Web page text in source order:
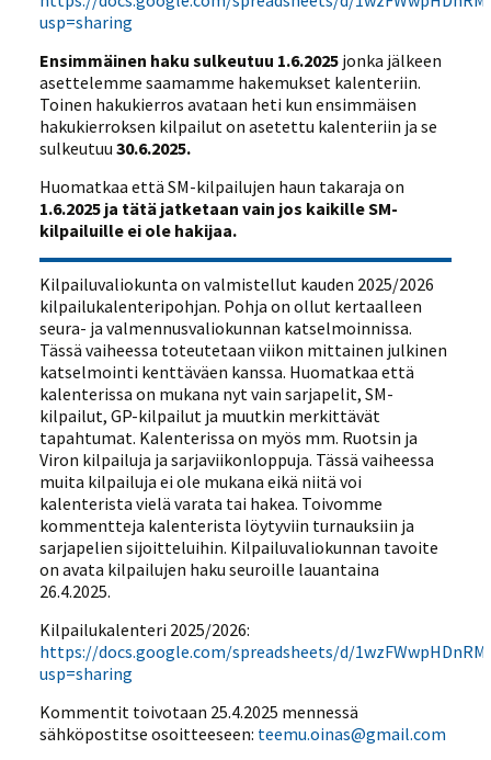
usp=sharing
Ensimmäinen haku sulkeutuu 1.6.2025 jonka jälkeen
asettelemme saamamme hakemukset kalenteriin.
Toinen hakukierros avataan heti kun ensimmäisen
hakukierroksen kilpailut on asetettu kalenteriin ja se
sulkeutuu30.6.2025.
Huomatkaa että SM-kilpailujen haun takaraja on
1.6.2025 ja tätä jatketaan vain jos kaikille SM-
kilpailuille ei ole hakijaa.
Kilpailuvaliokunta on valmistellut kauden 2025/2026
kilpailukalenteripohjan. Pohja on ollut kertaalleen
seura- ja valmennusvaliokunnan katselmoinnissa.
Tässä vaiheessa toteutetaan viikon mittainen julkinen
katselmointi kenttäväen kanssa. Huomatkaa että
kalenterissa on mukana nyt vain sarjapelit, SM-
kilpailut, GP-kilpailut ja muutkin merkittävät
tapahtumat. Kalenterissa on myös mm. Ruotsin ja
Viron kilpailuja ja sarjaviikonloppuja. Tässä vaiheessa
muita kilpailuja ei ole mukana eikä niitä voi
kalenterista vielä varata tai hakea. Toivomme
kommentteja kalenterista löytyviin turnauksiin ja
sarjapelien sijoitteluihin. Kilpailuvaliokunnan tavoite
on avata kilpailujen haku seuroille lauantaina
26.4.2025.
Kilpailukalenteri 2025/2026:
https://docs.google.com/spreadsheets/d/
usp=sharing
Kommentit toivotaan 25.4.2025 mennessä
sähköpostitse osoitteeseen: teemu.oinas@gmail.com